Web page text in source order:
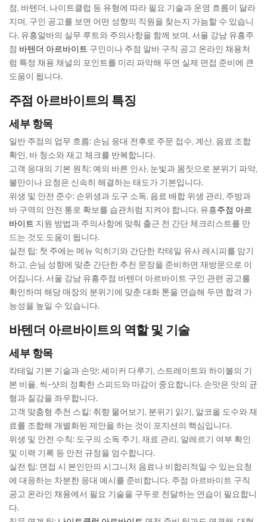
점, 바텐더, 나이트클럽 등 유형에 따라 필요 기술과 운영 흐름이 달라
지며, 구인 공고를 보면 어떤 성향의 직원을 찾는지 가늠할 수 있습니
다. 유흥알바의 실무 루트와 주의사항을 함께 보며, 서울 강남 유흥주
점 바텐더 아르바이트 구인이나 주점 알바 구직 공고 온라인 채용처
럼 특정 채용 채널의 포인트를 미리 파악해 두면 실제 면접 준비에 큰
도움이 됩니다.
주점 아르바이트의 특징
세부 항목
일반 주점의 업무 흐름: 손님 응대 전후로 주문 접수, 계산, 음료 조합
확인, 바 청소와 재고 체크를 반복합니다.
고객 응대의 기본 원칙: 예의 바른 인사, 눈빛과 몸짓으로 분위기 파악,
불만이나 요청은 신속히 해결하는 태도가 기본입니다.
위생 및 안전 준수: 손위생과 도구 소독, 음료 배합 위생 관리, 주방과
바 구역의 안전 통로 확보를 습관처럼 지켜야 합니다. 유흥주점 아르
바이트 지원 방법과 주의사항에 맞춰 출근 전 간단 체크리스트를 만
드는 것도 도움이 됩니다.
실전 팁: 첫 주에는 메뉴 익히기와 간단한 칵테일 유사 레시피를 암기
하고, 손님 성향에 맞춘 간단한 추천 문장을 준비하면 재방문으로 이
어집니다. 서울 강남 유흥주점 바텐더 아르바이트 구인 관련 공고를
확인하며 해당 매장의 분위기에 맞춘 대화 톤을 연습해 두면 합격 가
능성을 높일 수 있습니다.
바텐더 아르바이트의 역할 및 기술
세부 항목
칵테일 기본 기술과 손맛: 셰이커 다루기, 스트레이트와 하이볼의 기
본 비율, 씩-샷의 정확한 스피드와 마감이 중요합니다. 손맛은 맛의 균
형과 질감을 좌우합니다.
고객 맞춤형 추천 스킬: 취향 물어보기, 분위기 읽기, 알코올 도수와 재
료를 조합해 개별화된 제안을 하는 것이 포지션의 핵심입니다.
위생 및 안전 수칙: 도구의 소독 주기, 재료 관리, 알레르기 여부 확인
및 이력 기록 등 안전 규정을 엄수합니다.
실전 팁: 면접 시 본인만의 시그니처 음료나 비합리적일 수 있는요청
에 대응하는 차분한 응대 예시를 준비합니다. 주점 아르바이트 구직
공고 온라인 채용에서 필요 기술을 구두로 전달하는 연습이 필요합니
다.